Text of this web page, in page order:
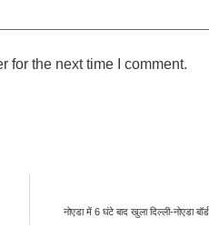
for the next time I comment.
नोएडा में 6 घंटे बाद खुला दिल्ली-नोएडा